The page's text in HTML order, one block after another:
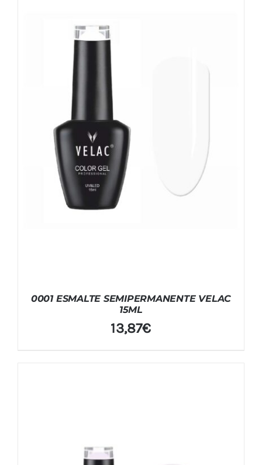
0001 ESMALTE SEMIPERMANENTE VELAC
15ML
13,87€